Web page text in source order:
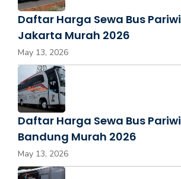
Daftar Harga Sewa Bus
Jakarta Murah 2026
May 13, 2026
Daftar Harga Sewa Bus
Bandung Murah 2026
May 13, 2026